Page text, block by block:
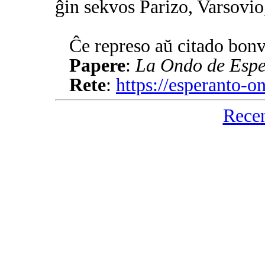
ĝin sekvos Parizo,
Ĉe represo aŭ citado
Papere:La Ondo de
Rete: https://esperanto-